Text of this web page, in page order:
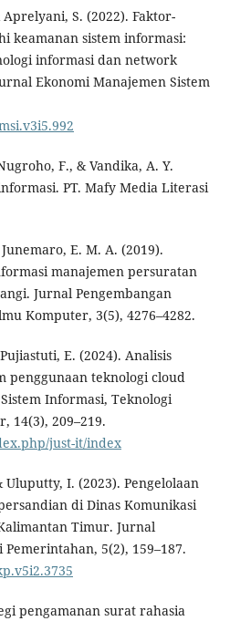
S. (2022). Faktor-
keamanan sistem informasi:
informasi dan network
Ekonomi Manajemen Sistem
F., & Vandika, A. Y.
PT. Mafy Media Literasi
E. M. A. (2019).
manajemen persuratan
Jurnal Pengembangan
Komputer, 3(5), 4276–4282.
E. (2024). Analisis
penggunaan teknologi cloud
Informasi, Teknologi
14(3), 209–219.
just-it/index
Uluputty, I. (2023). Pengelolaan
di Dinas Komunikasi
Timur. Jurnal
5(2), 159–187.
pengamanan surat rahasia